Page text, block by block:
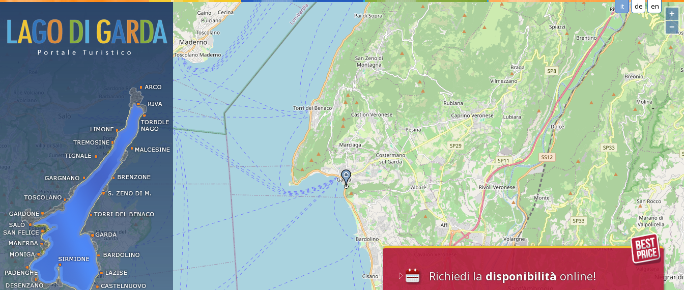
it de en
Richiedi la disponibilità online!
+
−